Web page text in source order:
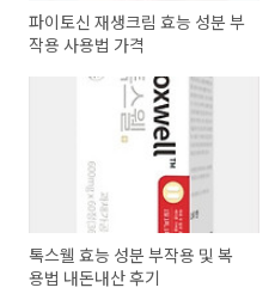
파이토신 재생크림 효능 성분 부
작용 사용법 가격
톡스웰 효능 성분 부작용 및 복
용법 내돈내산 후기